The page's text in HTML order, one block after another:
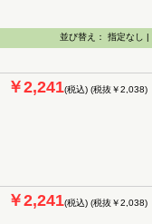
並び替え： 指定なし |
￥2,241(税込) (税抜￥2,038)
￥2,241(税込) (税抜￥2,038)